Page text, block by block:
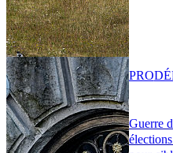
Guerre
PRO